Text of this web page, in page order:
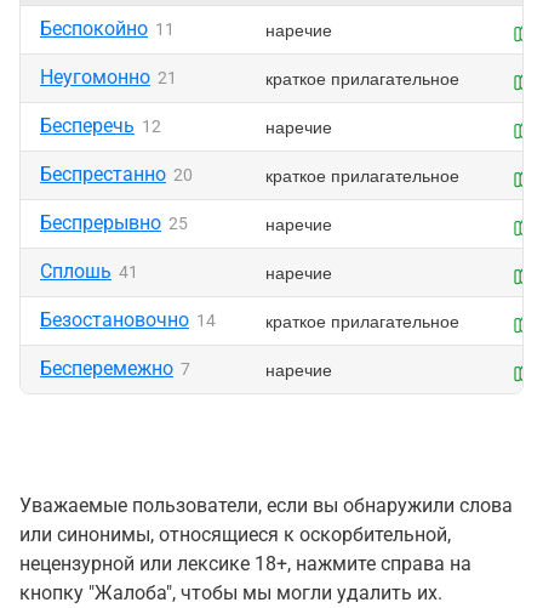
Беспокойно 11 наречие
Неугомонно 21 краткое прилагательное
Бесперечь 12 наречие
Беспрестанно 20 краткое прилагательное
Беспрерывно 25 наречие
Сплошь 41 наречие
Безостановочно 14 краткое прилагательное
Бесперемежно 7 наречие
Уважаемые пользователи, если вы обнаружили слова
или синонимы, относящиеся к оскорбительной,
нецензурной или лексике 18+, нажмите справа на
кнопку "Жалоба", чтобы мы могли удалить их.